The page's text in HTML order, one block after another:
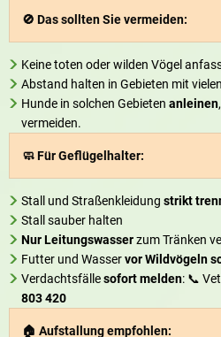
🚫 Das sollten Sie vermeiden:
Keine toten oder wilden Vögel
Abstand halten in Gebieten mit
Hunde in solchen Gebieten anleinen
vermeiden.
🧼 Für Geflügelhalter:
Stall und Straßenkleidung strikt
Stall sauber halten
Nur Leitungswasserzum Tränken
Futter und Wasservor Wildvögeln
Verdachtsfällesofort melden: 📞
803 420
🏠 Aufstallung empfohlen: